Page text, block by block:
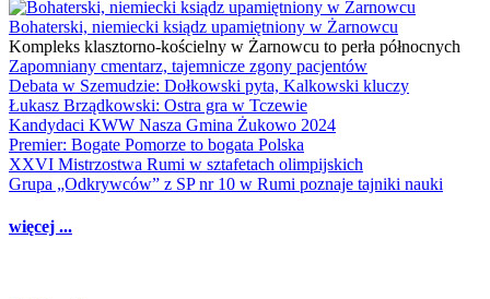
Bohaterski, niemiecki ksiądz upamiętniony w Żarnowcu
Kompleks klasztorno-kościelny w Żarnowcu to perła północnych
Zapomniany cmentarz, tajemnicze zgony pacjentów
Debata w Szemudzie: Dołkowski pyta, Kalkowski kluczy
Łukasz Brządkowski: Ostra gra w Tczewie
Kandydaci KWW Nasza Gmina Żukowo 2024
Premier: Bogate Pomorze to bogata Polska
XXVI Mistrzostwa Rumi w sztafetach olimpijskich
Grupa „Odkrywców” z SP nr 10 w Rumi poznaje tajniki nauki
więcej ...